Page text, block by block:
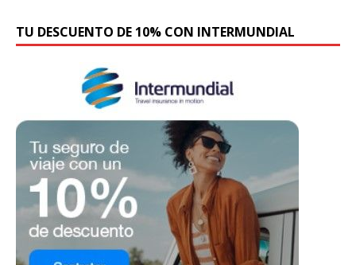
TU DESCUENTO DE 10% CON INTERMUNDIAL